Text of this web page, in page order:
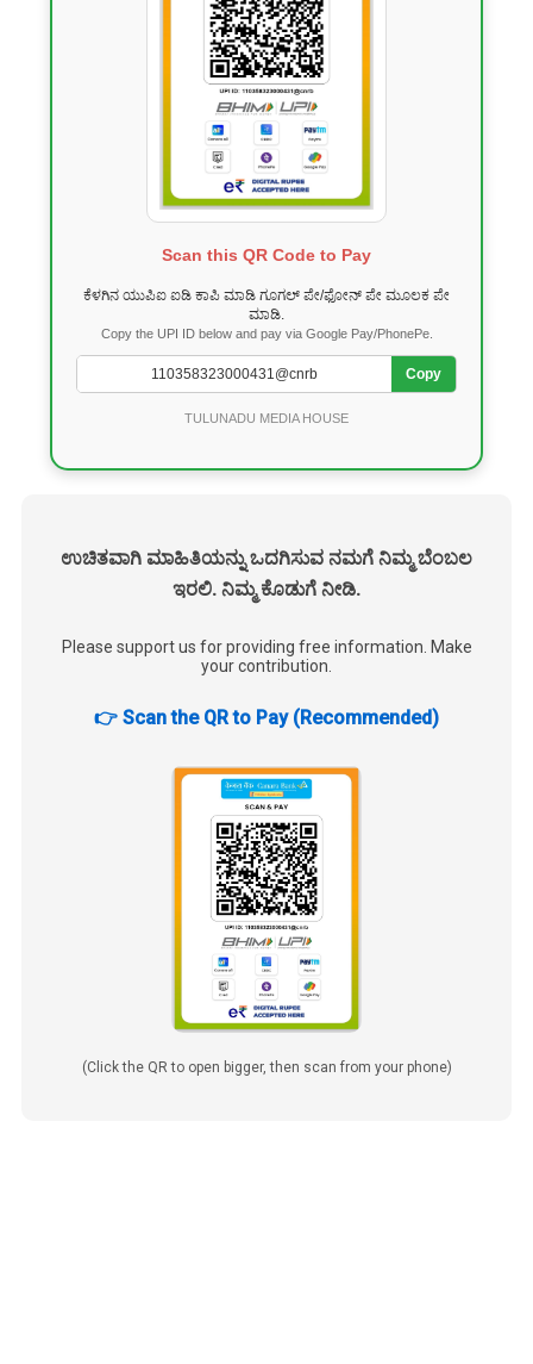
Scan this QR Code to Pay
ಕೆಳಗಿನ ಯುಪಿಐ ಐಡಿ ಕಾಪಿ ಮಾಡಿ ಗೂಗಲ್ ಪೇ/ಫೋನ್ ಪೇ ಮೂಲಕ ಪೇ
ಮಾಡಿ.
Copy the UPI ID below and pay via Google Pay/PhonePe.
Copy
TULUNADU MEDIA HOUSE
ಉಚಿತವಾಗಿ ಮಾಹಿತಿಯನ್ನು ಒದಗಿಸುವ ನಮಗೆ ನಿಮ್ಮ ಬೆಂಬಲ
ಇರಲಿ. ನಿಮ್ಮ ಕೊಡುಗೆ ನೀಡಿ.
Please support us for providing free information. Make
your contribution.
👉 Scan the QR to Pay (Recommended)
(Click the QR to open bigger, then scan from your phone)